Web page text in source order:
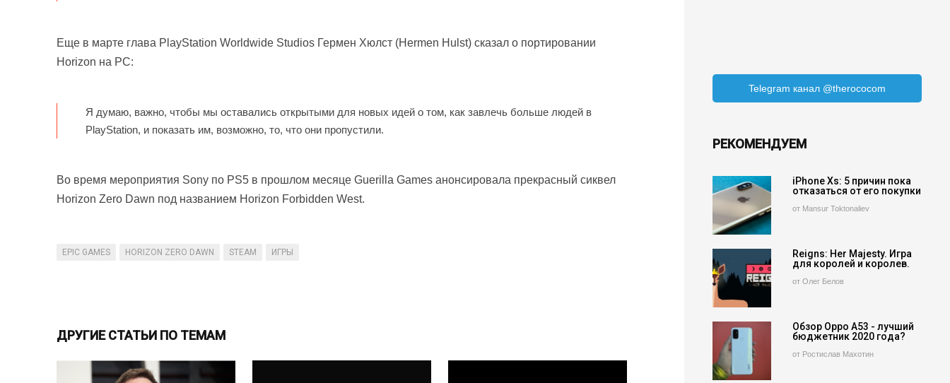
Еще в марте глава PlayStation Worldwide Studios Гермен Хюлст (Hermen Hulst) сказал о портировании
Horizon на PC:
Я думаю, важно, чтобы мы оставались открытыми для новых идей о том, как завлечь больше людей в
PlayStation, и показать им, возможно, то, что они пропустили.
Во время мероприятия Sony по PS5 в прошлом месяце Guerilla Games анонсировала прекрасный сиквел
Horizon Zero Dawn под названием Horizon Forbidden West.
EPIC GAMES HORIZON ZERO DAWN STEAM ИГРЫ
ДРУГИЕ СТАТЬИ ПО ТЕМАМ
Telegram канал @therococom
РЕКОМЕНДУЕМ
iPhone Xs: 5 причин пока
отказаться от его покупки
от Mansur Toktonaliev
Reigns: Her Majesty. Игра
для королей и королев.
от Олег Белов
Обзор Oppo A53 - лучший
бюджетник 2020 года?
от Ростислав Махотин